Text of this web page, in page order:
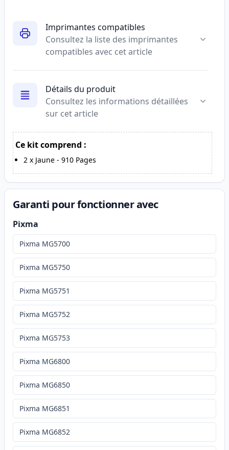
Imprimantes compatibles
Consultez la liste des imprimantes
compatibles avec cet article
Détails du produit
Consultez les informations détaillées
sur cet article
Ce kit comprend :
2 x Jaune - 910 Pages
Garanti pour fonctionner avec
Pixma
Pixma MG5700
Pixma MG5750
Pixma MG5751
Pixma MG5752
Pixma MG5753
Pixma MG6800
Pixma MG6850
Pixma MG6851
Pixma MG6852